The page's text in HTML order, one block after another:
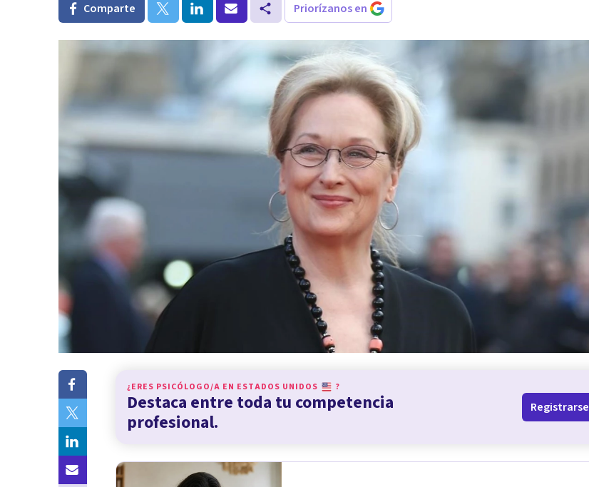
Comparte Priorízanos en
¿ERES PSICÓLOGO/A EN ESTADOS UNIDOS ?
Destaca entre toda tu competencia
profesional.
Registrarse